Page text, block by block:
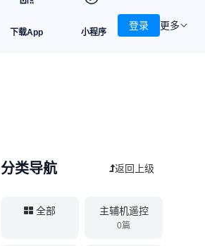
分类导航 返回上级
全部 主辅机遥控
0篇
更多
登录
下载App 小程序